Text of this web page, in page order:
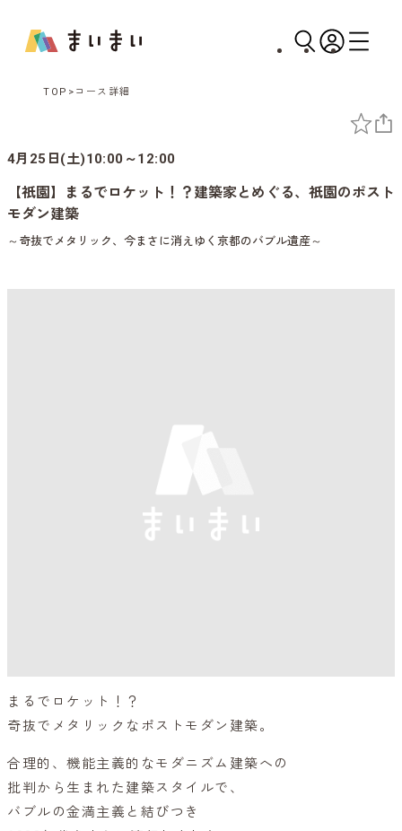
TOP コース詳細
4月25日(土)10:00～12:00
【祇園】まるでロケット！？建築家とめぐる、祇園のポスト
モダン建築
～奇抜でメタリック、今まさに消えゆく京都のバブル遺産～
まるでロケット！？
奇抜でメタリックなポストモダン建築。
合理的、機能主義的なモダニズム建築への
批判から生まれた建築スタイルで、
バブルの金満主義と結びつき